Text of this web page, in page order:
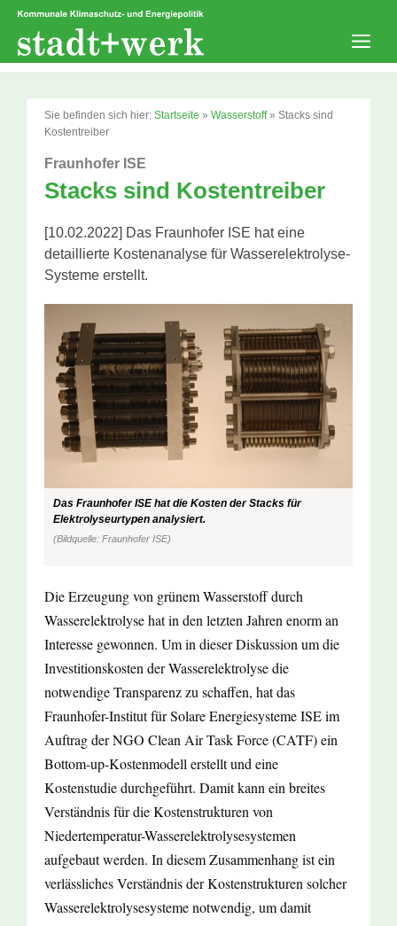
Zum
springen
Sie befinden sich hier: Startseite » Wasserstoff» Stacks sind
Kostentreiber
Fraunhofer ISE
Stacks sind Kostentreiber
[10.02.2022] Das Fraunhofer ISE hat eine
detaillierte Kostenanalyse für Wasserelektrolyse-
Systeme erstellt.
Das Fraunhofer ISE hat die Kosten der Stacks für
Elektrolyseurtypen analysiert.
(Bildquelle: Fraunhofer ISE)
Die Erzeugung von grünem Wasserstoff durch
Wasserelektrolyse hat in den letzten Jahren enorm an
Interesse gewonnen. Um in dieser Diskussion um die
Investitionskosten der Wasserelektrolyse die
notwendige Transparenz zu schaffen, hat das
Fraunhofer-Institut für Solare Energiesysteme ISE im
Auftrag der NGO Clean Air Task Force (CATF) ein
Bottom-up-Kostenmodell erstellt und eine
Kostenstudie durchgeführt. Damit kann ein breites
Verständnis für die Kostenstrukturen von
Niedertemperatur-Wasserelektrolysesystemen
aufgebaut werden. In diesem Zusammenhang ist ein
verlässliches Verständnis der Kostenstrukturen solcher
Wasserelektrolysesysteme notwendig, um damit